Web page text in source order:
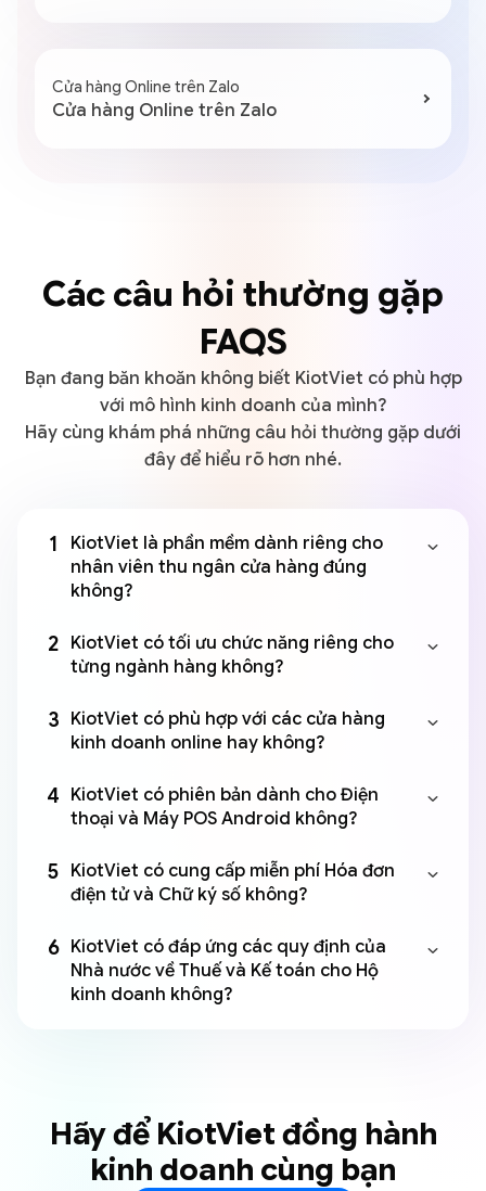
Cửa hàng Online trên Zalo
Cửa hàng Online trên Zalo
Các câu hỏi thường gặp
FAQS
Bạn đang băn khoăn không biết KiotViet có phù hợp
với mô hình kinh doanh của mình?
Hãy cùng khám phá những câu hỏi thường gặp dưới
đây để hiểu rõ hơn nhé.
1
KiotViet là phần mềm dành riêng cho
nhân viên thu ngân cửa hàng đúng
không?
2 KiotViet có tối ưu chức năng riêng cho
từng ngành hàng không?
3 KiotViet có phù hợp với các cửa hàng
kinh doanh online hay không?
4 KiotViet có phiên bản dành cho Điện
thoại và Máy POS Android không?
5 KiotViet có cung cấp miễn phí Hóa đơn
điện tử và Chữ ký số không?
6 KiotViet có đáp ứng các quy định của
Nhà nước về Thuế và Kế toán cho Hộ
kinh doanh không?
Hãy để KiotViet đồng hành
kinh doanh cùng bạn